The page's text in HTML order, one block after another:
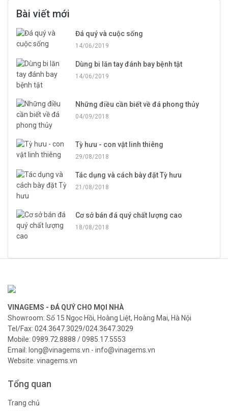
Bài viết mới
Đá quý và cuộc sống
14/06/2019
Dùng bi lăn tay đánh bay bệnh tật
14/06/2019
Những điều cần biết về đá phong thủy
04/09/2018
Tỳ hưu - con vật linh thiêng
29/08/2018
Tác dụng và cách bày đặt Tỳ hưu
21/08/2018
Cơ sở bán đá quý chất lượng cao
18/08/2018
VINAGEMS - ĐÁ QUÝ CHO MỌI NHÀ
Showroom: Số 15 Ngọc Hồi, Hoàng Liệt, Hoàng Mai, Hà Nội
Tel/Fax: 024.3647.3029/024.3647.3029
Mobile: 0989.72.8888 / 0985.17.5553
Email: long@vinagems.vn - info@vinagems.vn
Website: vinagems.vn
Tổng quan
Trang chủ